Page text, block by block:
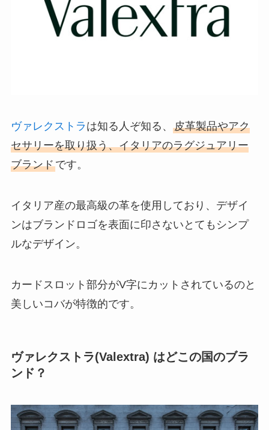
ヴァレクストラ は知る人ぞ知る、 皮革製品やアク
セサリーを取り扱う、イタリアのラグジュアリー
ブランドです。
イタリア産の最高級の革を使用しており、デザイ
ンはブランドロゴを表面に印さないとてもシンプ
ルなデザイン。
カードスロット部分がV字にカットされているのと
美しいコバが特徴的です。
ヴァレクストラ(Valextra) はどこの国のブラ
ンド？